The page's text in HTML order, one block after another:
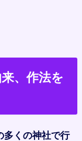
、作法を
多くの神社で行